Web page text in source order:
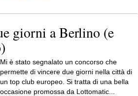
giorni a Berlino (e
Mi è stato segnalato un concorso che
permette di vincere due giorni nella città di
un top club europeo. Si tratta di una bella
occasione promossa da Lottomatic...